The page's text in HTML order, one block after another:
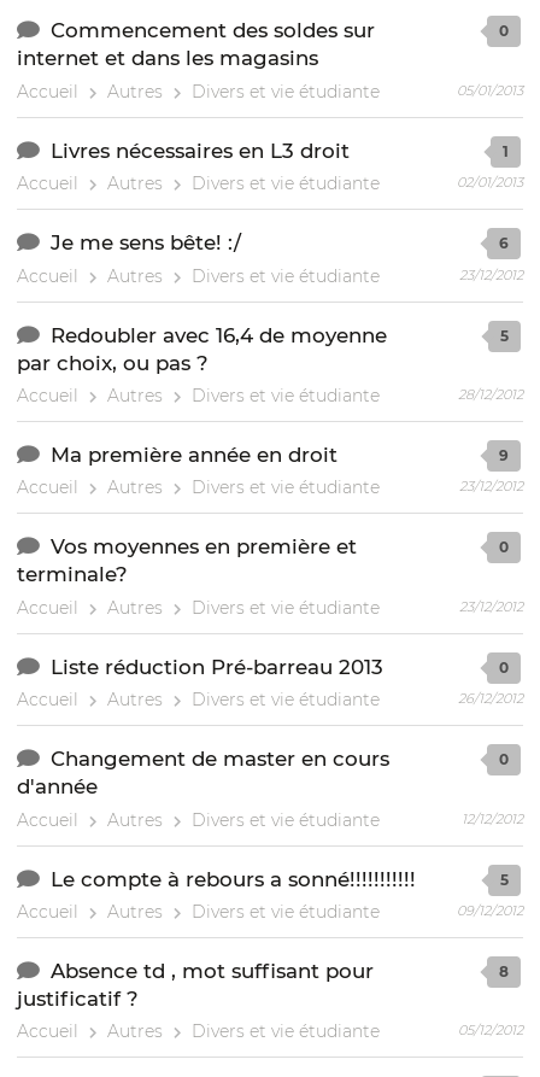
Commencement des soldes sur
internet et dans les magasins
Accueil Autres Divers et vie étudiante
0
05/01/2013
Livres nécessaires en L3 droit
Accueil Autres Divers et vie étudiante
1
02/01/2013
Je me sens bête! :/
Accueil Autres Divers et vie étudiante
6
23/12/2012
Redoubler avec 16,4 de moyenne
par choix, ou pas ?
Accueil Autres Divers et vie étudiante
5
28/12/2012
Ma première année en droit
Accueil Autres Divers et vie étudiante
9
23/12/2012
Vos moyennes en première et
terminale?
Accueil Autres Divers et vie étudiante
0
23/12/2012
Liste réduction Pré-barreau 2013
Accueil Autres Divers et vie étudiante
0
26/12/2012
Changement de master en cours
d'année
Accueil Autres Divers et vie étudiante
0
12/12/2012
Le compte à rebours a sonné!!!!!!!!!!!
Accueil Autres Divers et vie étudiante
5
09/12/2012
Absence td , mot suffisant pour
justificatif ?
Accueil Autres Divers et vie étudiante
8
05/12/2012